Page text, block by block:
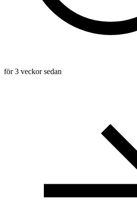
för 3 veckor sedan